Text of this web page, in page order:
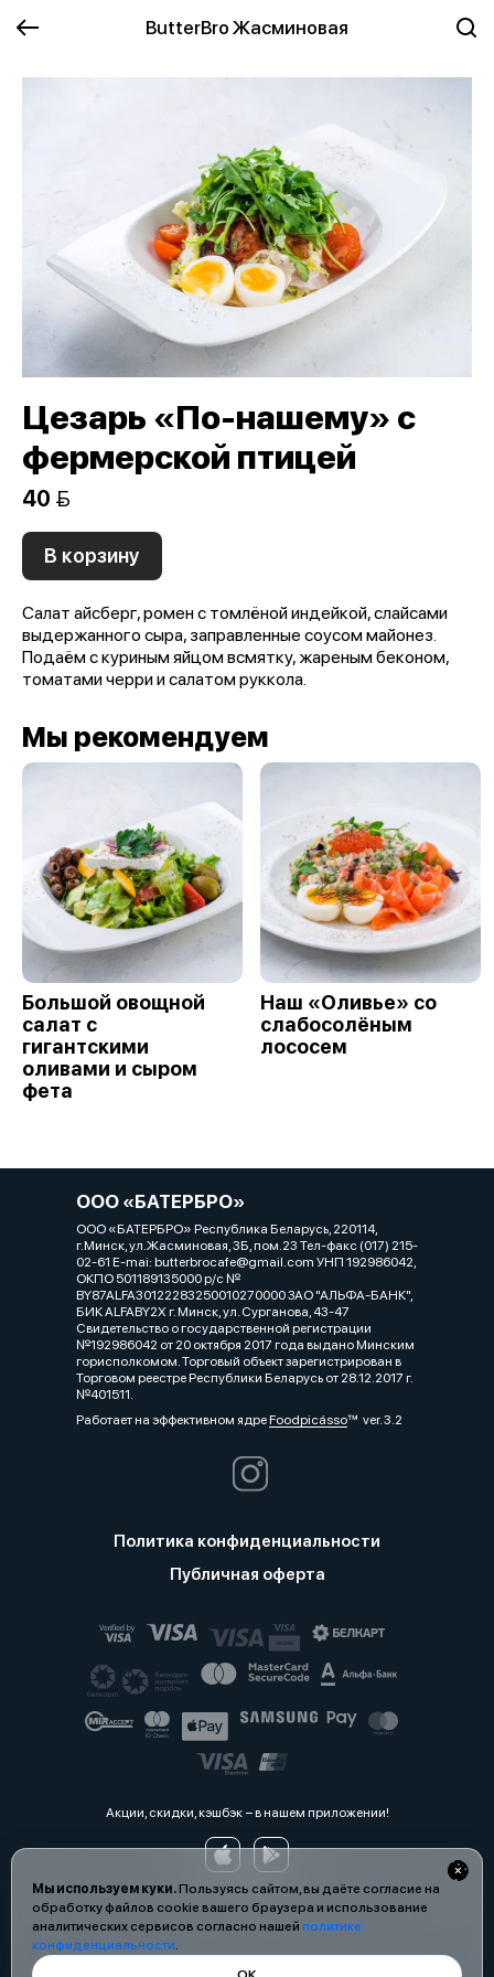
ButterBro Жасминовая
Мы используем куки.Пользуясь сайтом, вы даёте согласие на
обработку файлов cookie вашего браузера и использование
аналитических сервисов согласно нашей политике
конфиденциальности.
Цезарь «По-нашему» с
фермерской птицей
40 
В корзину
Салат айсберг, ромен с томлёной индейкой, слайсами
выдержанного сыра, заправленные соусом майонез.
Подаём с куриным яйцом всмятку, жареным беконом,
томатами черри и салатом руккола.
Мы рекомендуем
Большой овощной
салат с
гигантскими
оливами и сыром
фета
Наш «Оливье» со
слабосолёным
лососем
ООО «БАТЕРБРО»
ООО «БАТЕРБРО» Республика Беларусь, 220114,
г.Минск, ул.Жасминовая, 3Б, пом.23 Тел-факс (017) 215-
02-61 E-mai: butterbrocafe@gmail.com УНП 192986042,
ОКПО 501189135000 р/с №
BY87ALFA30122283250010270000 ЗАО "АЛЬФА-БАНК",
БИК ALFABY2X г. Минск, ул. Сурганова, 43-47
Свидетельство о государственной регистрации
№192986042 от 20 октября 2017 года выдано Минским
горисполкомом. Торговый объект зарегистрирован в
Торговом реестре Республики Беларусь от 28.12.2017 г.
№401511.
Работает на эффективном ядреFoodpicássover. 3.2
Политика конфиденциальности
Публичная оферта
Акции, скидки, кэшбэк − в нашем приложении!